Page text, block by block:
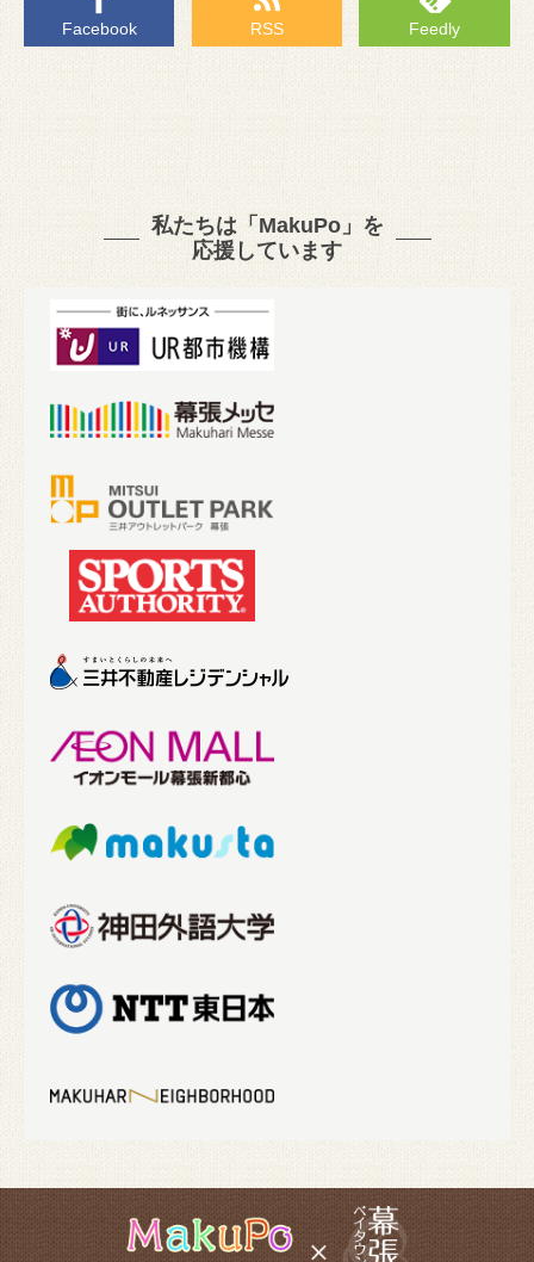
Facebook RSS Feedly
私たちは「MakuPo」を
応援しています